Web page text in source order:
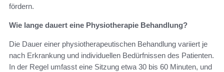
fördern.
Wie lange dauert eine Physiotherapie Behandlung?
Die Dauer einer physiotherapeutischen Behandlung variiert je
nach Erkrankung und individuellen Bedürfnissen des Patienten.
In der Regel umfasst eine Sitzung etwa 30 bis 60 Minuten, und